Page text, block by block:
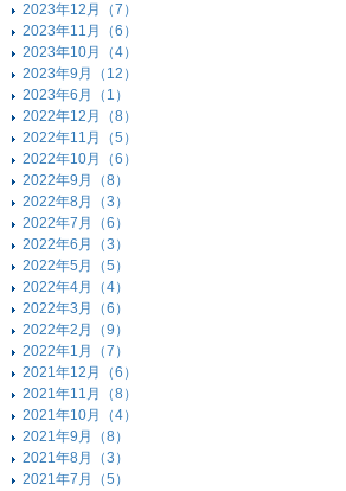
2023年12月（7）
2023年11月（6）
2023年10月（4）
2023年9月（12）
2023年6月（1）
2022年12月（8）
2022年11月（5）
2022年10月（6）
2022年9月（8）
2022年8月（3）
2022年7月（6）
2022年6月（3）
2022年5月（5）
2022年4月（4）
2022年3月（6）
2022年2月（9）
2022年1月（7）
2021年12月（6）
2021年11月（8）
2021年10月（4）
2021年9月（8）
2021年8月（3）
2021年7月（5）